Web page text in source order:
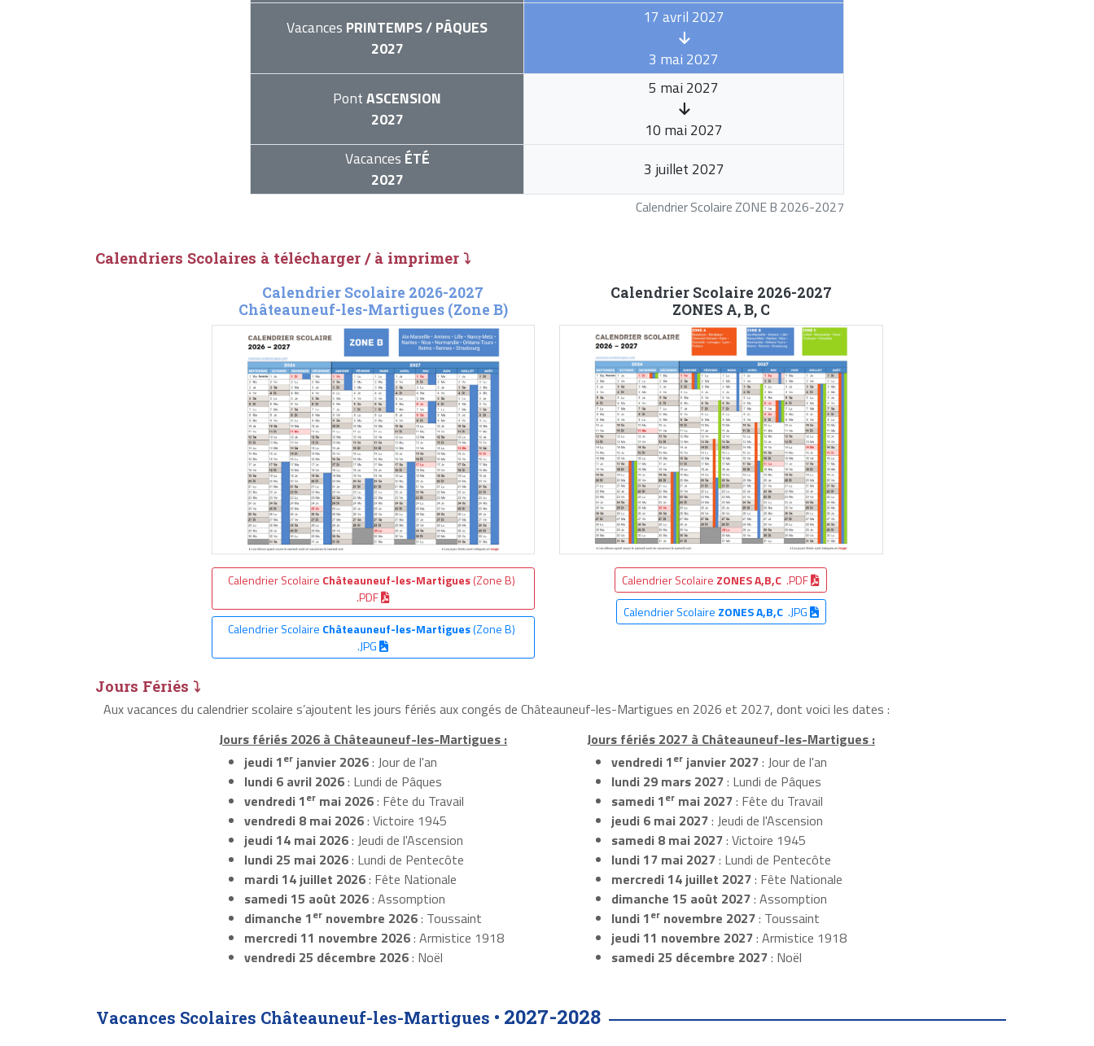
Calendrier Scolaire ZONE B 2026-2027
Vacances PRINTEMPS / PÂQUES
2027
17 avril 2027
3 mai 2027
PontASCENSION
2027
5 mai 2027
10 mai 2027
Vacances ÉTÉ
2027
3 juillet 2027
Calendriers Scolaires à télécharger / à imprimer ⤵
Calendrier Scolaire 2026-2027
Châteauneuf-les-Martigues (Zone B)
Calendrier Scolaire Châteauneuf-les-Martigues(Zone B)
.PDF
Calendrier Scolaire Châteauneuf-les-Martigues(Zone B)
.JPG
Calendrier Scolaire 2026-2027
ZONES A, B, C
Calendrier Scolaire ZONES A,B,C .PDF
Calendrier Scolaire ZONES A,B,C.JPG
Jours Fériés ⤵
Aux vacances du calendrier scolaire s’ajoutent les jours fériés aux congés de Châteauneuf-les-Martigues en 2026 et 2027, dont voici les dates :
Jours fériés 2026 à Châteauneuf-les-Martigues :
jeudi 1erjanvier 2026: Jour de l'an
lundi 6 avril 2026: Lundi de Pâques
vendredi 1ermai 2026: Fête du Travail
vendredi 8 mai 2026: Victoire 1945
jeudi 14 mai 2026: Jeudi de l'Ascension
lundi 25 mai 2026: Lundi de Pentecôte
mardi 14 juillet 2026: Fête Nationale
samedi 15 août 2026: Assomption
dimanche 1ernovembre 2026: Toussaint
mercredi 11 novembre 2026: Armistice 1918
vendredi 25 décembre 2026: Noël
Jours fériés 2027 à Châteauneuf-les-Martigues :
vendredi 1er janvier 2027: Jour de l'an
lundi 29 mars 2027: Lundi de Pâques
samedi 1er mai 2027: Fête du Travail
jeudi 6 mai 2027: Jeudi de l'Ascension
samedi 8 mai 2027: Victoire 1945
lundi 17 mai 2027: Lundi de Pentecôte
mercredi 14 juillet 2027: Fête Nationale
dimanche 15 août 2027: Assomption
lundi 1er novembre 2027: Toussaint
jeudi 11 novembre 2027: Armistice 1918
samedi 25 décembre 2027: Noël
Vacances Scolaires Châteauneuf-les-Martigues • 2027-2028